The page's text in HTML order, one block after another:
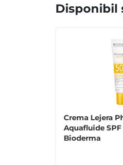
Disponibil
Crema Lejera
Aquafluide
Bioderma